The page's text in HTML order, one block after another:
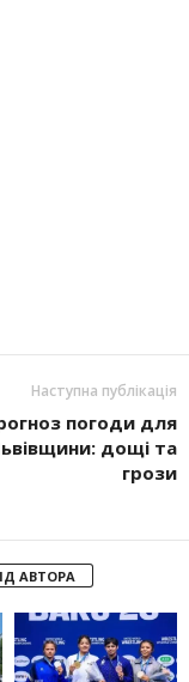
Наступна публікація
погоди для
дощі та
грози
АВТОРА